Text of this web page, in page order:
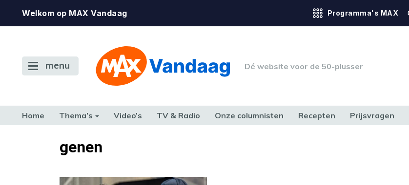
Welkom op MAX Vandaag Programma's MAX
menu Dé website voor de 50-plusser
Home Thema’s Video’s TV & Radio Onze columnisten Recepten Prijsvragen
TERUG NAAR TOENgenen